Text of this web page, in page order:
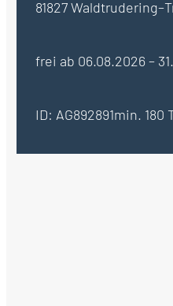
81827
frei ab 06.08.2026 –
ID: AG892891min. 180